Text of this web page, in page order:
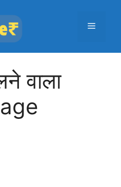
Menu
वाला